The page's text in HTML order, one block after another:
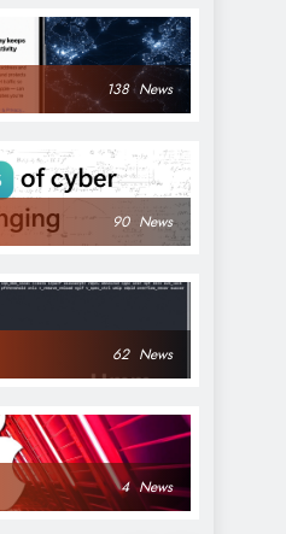
138 News
90 News
62 News
4 News